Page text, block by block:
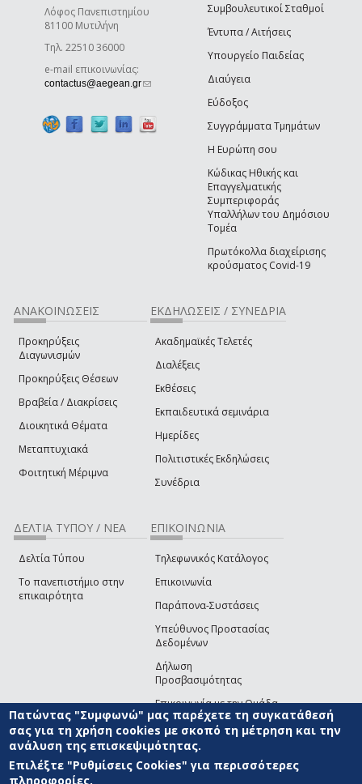
Λόφος Πανεπιστημίου
81100 Μυτιλήνη
Τηλ. 22510 36000
e-mail επικοινωνίας:
contactus@aegean.gr(link sends e-mail)
Συμβουλευτικοί Σταθμοί
Έντυπα / Αιτήσεις
Υπουργείο Παιδείας
Διαύγεια
Εύδοξος
Συγγράμματα Τμημάτων
Η Ευρώπη σου
Κώδικας Ηθικής και
Επαγγελματικής
Συμπεριφοράς
Υπαλλήλων του Δημόσιου
Τομέα
Πρωτόκολλα διαχείρισης
κρούσματος Covid-19
ΑΝΑΚΟΙΝΩΣΕΙΣ
Προκηρύξεις
Διαγωνισμών
Προκηρύξεις Θέσεων
Βραβεία / Διακρίσεις
Διοικητικά Θέματα
Μεταπτυχιακά
Φοιτητική Μέριμνα
ΕΚΔΗΛΩΣΕΙΣ / ΣΥΝΕΔΡΙΑ
Ακαδημαϊκές Τελετές
Διαλέξεις
Εκθέσεις
Εκπαιδευτικά σεμινάρια
Ημερίδες
Πολιτιστικές Εκδηλώσεις
Συνέδρια
ΔΕΛΤΙΑ ΤΥΠΟΥ / ΝΕΑ
Δελτία Τύπου
Το πανεπιστήμιο στην
επικαιρότητα
ΕΠΙΚΟΙΝΩΝΙΑ
Τηλεφωνικός Κατάλογος
Επικοινωνία
Παράπονα-Συστάσεις
Υπεύθυνος Προστασίας
Δεδομένων
Δήλωση
Προσβασιμότητας
Επικοινωνία με την Ομάδα
Ανάπτυξης του site(link sends e-mail)
© ΠΑΝΕΠΙΣΤΗΜΙΟ ΑΙΓΑΙΟΥ ΟΡΟΙ ΧΡΗΣΗΣ
ΑΝΑΠΤΥΞΗΣ
Πατώντας "Συμφωνώ" μας παρέχετε τη συγκατάθεσή
σας για τη χρήση cookies με σκοπό τη μέτρηση και την
ανάλυση της επισκεψιμότητας.
Επιλέξτε "Ρυθμίσεις Cookies" για περισσότερες
πληροφορίες.